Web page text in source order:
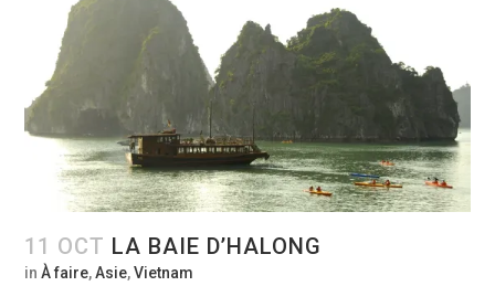
11 OCT LA BAIE D’HALONG
inÀ faire,Asie,Vietnam